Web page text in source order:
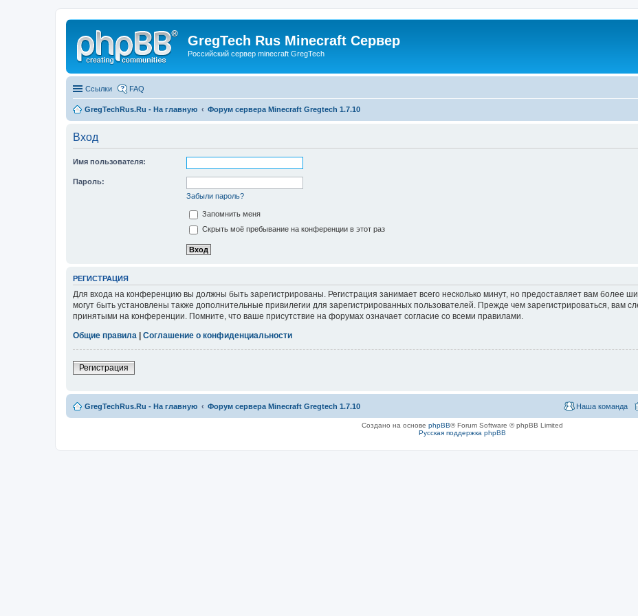
GregTech Rus Minecraft Сервер
Российский сервер minecraft GregTech
Ссылки FAQ
GregTechRus.Ru - На главную Форум сервера Minecraft Gregtech 1.7.10
Вход
Имя пользователя:
Пароль:
Забыли пароль?
Запомнить меня
Скрыть моё пребывание на конференции в этот раз
РЕГИСТРАЦИЯ
Для входа на конференцию вы должны быть зарегистрированы. Регистрация занимает всего несколько минут, но предоставляет вам более
могут быть установлены также дополнительные привилегии для зарегистрированных пользователей. Прежде чем зарегистрироваться, вам
принятыми на конференции. Помните, что ваше присутствие на форумах означает согласие со всеми правилами.
Общие правила
Соглашение о конфиденциальности
Регистрация
GregTechRus.Ru - На главную Форум сервера Minecraft Gregtech 1.7.10 Наша команда
Создано на основе phpBB® Forum Software © phpBB Limited
Русская поддержка phpBB